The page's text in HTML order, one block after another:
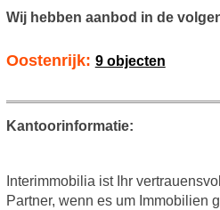
Wij hebben aanbod in de
Oostenrijk: 9 objecten
Kantoorinformatie:
Interimmobilia ist Ihr
Partner, wenn es um Immobilien